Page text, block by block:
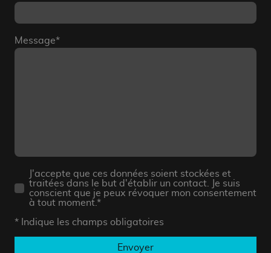
Message*
J'accepte que ces données soient stockées et
traitées dans le but d'établir un contact. Je suis
conscient que je peux révoquer mon consentement
à tout moment.*
* Indique les champs obligatoires
Envoyer